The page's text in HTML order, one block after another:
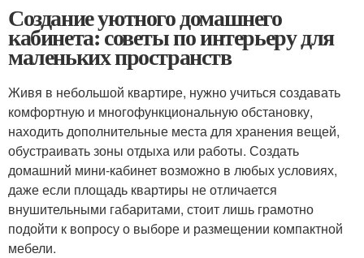
Создание уютного домашнего
кабинета: советы по интерьеру для
маленьких пространств
Живя в небольшой квартире, нужно учиться создавать
комфортную и многофункциональную обстановку,
находить дополнительные места для хранения вещей,
обустраивать зоны отдыха или работы. Создать
домашний мини-кабинет возможно в любых условиях,
даже если площадь квартиры не отличается
внушительными габаритами, стоит лишь грамотно
подойти к вопросу о выборе и размещении компактной
мебели.